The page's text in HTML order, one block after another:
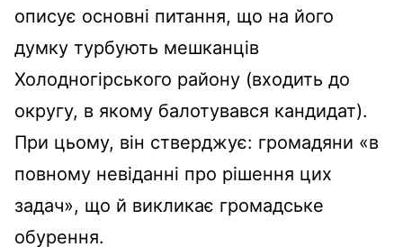
описує основні питання, що на його
думку турбують мешканців
Холодногірського району (входить до
округу, в якому балотувався кандидат).
При цьому, він стверджує: громадяни «в
повному невіданні про рішення цих
задач», що й викликає громадське
обурення.